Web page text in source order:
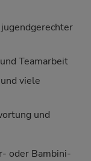
Teamarbeit
viele
und
oder Bambini-